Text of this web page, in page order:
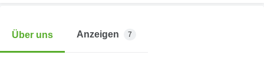
Über uns Anzeigen 7